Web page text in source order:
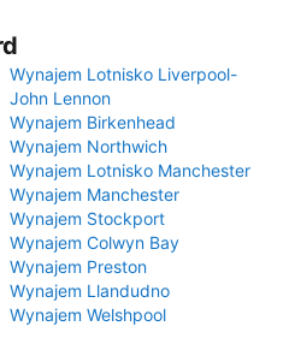
Wynajem Lotnisko Liverpool-
John Lennon
Wynajem Birkenhead
Wynajem Northwich
Wynajem Lotnisko Manchester
Wynajem Manchester
Wynajem Stockport
Wynajem Colwyn Bay
Wynajem Preston
Wynajem Llandudno
Wynajem Welshpool